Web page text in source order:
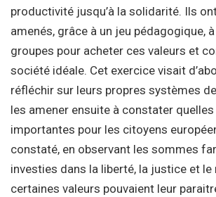
productivité jusqu’à la solidarité. Ils
amenés, grâce à un jeu pédagogique,
groupes pour acheter ces valeurs et
société idéale. Cet exercice visait
réfléchir sur leurs propres systèmes
les amener ensuite à constater
importantes pour les citoyens
constaté, en observant les sommes
investies dans la liberté, la justice et le
certaines valeurs pouvaient leur